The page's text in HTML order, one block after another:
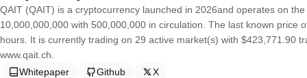
QAIT (QAIT) is a cryptocurrency launched in 2026and operates on
10,000,000,000 with 500,000,000 in circulation. The last known price
hours. It is currently trading on 29 active market(s) with $423,771.90
www.qait.ch.
Whitepaper
Github X